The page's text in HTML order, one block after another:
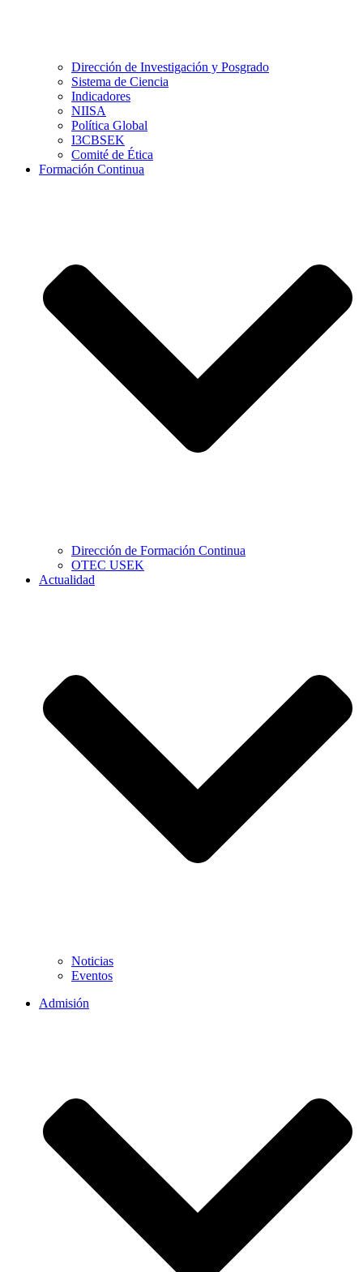
Dirección de Investigación y Posgrado
Sistema de Ciencia
Indicadores
NIISA
Política Global
I3CBSEK
Comité de Ética
Formación Continua
Dirección de Formación Continua
OTEC USEK
Actualidad
Noticias
Eventos
Admisión